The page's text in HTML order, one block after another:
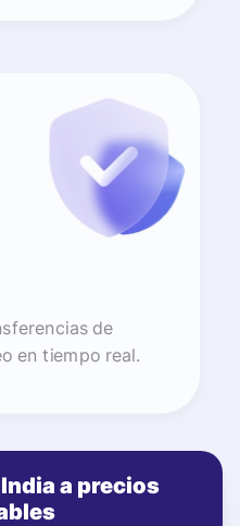
de
en tiempo real.
a precios